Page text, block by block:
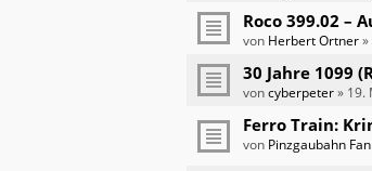
Roco 399.02 –
von Herbert Ortner»
30 Jahre 1099
voncyberpeter» 19.
Ferro Train:
von Pinzgaubahn Fan